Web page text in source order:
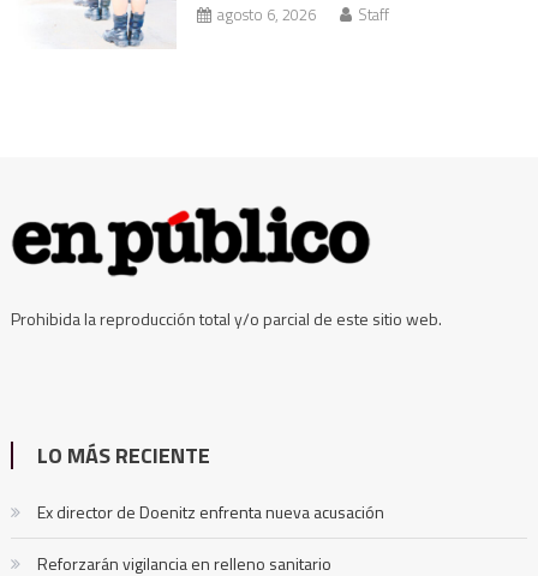
agosto 6, 2026 Staff
Prohibida la reproducción total y/o parcial de este sitio web.
LO MÁS RECIENTE
Ex director de Doenitz enfrenta nueva acusación
Reforzarán vigilancia en relleno sanitario